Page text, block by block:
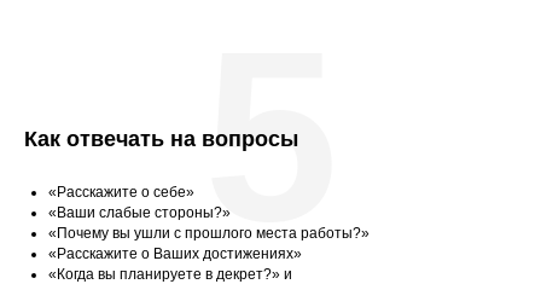
Как отвечать на вопросы
«Расскажите о себе»
«Ваши слабые стороны?»
«Почему вы ушли с прошлого места работы?»
«Расскажите о Ваших достижениях»
«Когда вы планируете в декрет?» и
5